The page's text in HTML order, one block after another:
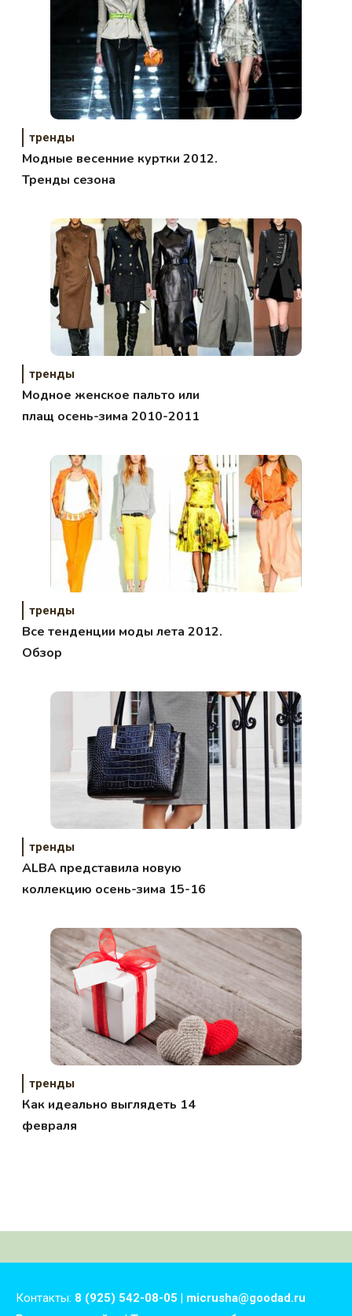
тренды
Модные весенние куртки 2012.
Тренды сезона
тренды
Модное женское пальто или
плащ осень-зима 2010-2011
тренды
Все тенденции моды лета 2012.
Обзор
тренды
ALBA представила новую
коллекцию осень-зима 15-16
тренды
Как идеально выглядеть 14
февраля
Контакты: 8 (925) 542-08-05 | micrusha@goodad.ru